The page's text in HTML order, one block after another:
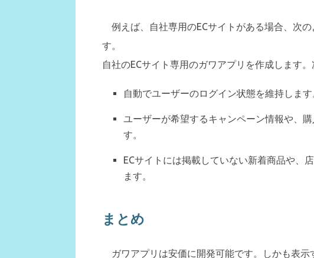
例えば、自社専用のECサイトがある場合、次
す。
自社のECサイト専用のガワアプリを作成します。
自動でユーザーのログイン状態を維持します
ユーザーが希望するキャンペーン情報や、
す。
ECサイトには掲載していない新着商品や、
ます。
まとめ
ガワアプリは安価に開発可能です。しかも表示